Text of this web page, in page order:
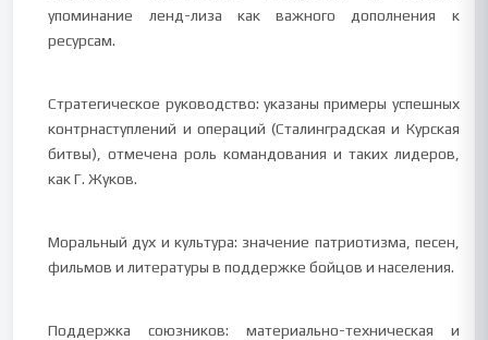
упоминание ленд-лиза как важного дополнения к
ресурсам.
Стратегическое руководство: указаны примеры успешных
контрнаступлений и операций (Сталинградская и Курская
битвы), отмечена роль командования и таких лидеров,
как Г. Жуков.
Моральный дух и культура: значение патриотизма, песен,
фильмов и литературы в поддержке бойцов и населения.
Поддержка союзников: материально-техническая и